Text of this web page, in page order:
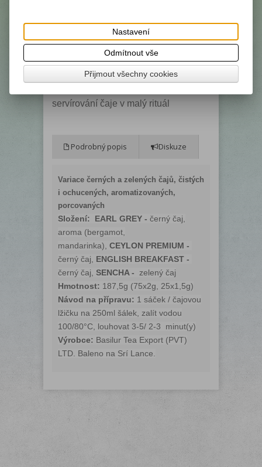
nejoblíbenější čaje značky Basilur.
Elegantní papírová kazeta s bohatě
zdobeným designem podtrhuje
jedinečný charakter této prémiové
servírování čaje v malý rituál
Podrobný popis Diskuze
Variace černých a zelených čajů, čistých
i ochucených, aromatizovaných,
porcovaných
Složení: EARL GREY - černý čaj,
aroma (bergamot,
mandarinka), CEYLON PREMIUM -
černý čaj, ENGLISH BREAKFAST -
černý čaj, SENCHA - zelený čaj
Hmotnost: 187,5g (75x2g, 25x1,5g)
Návod na přípravu: 1 sáček / čajovou
lžičku na 250ml šálek, zalít vodou
100/80°C, louhovat 3-5/ 2-3 minut(y)
Výrobce: Basilur Tea Export (PVT)
LTD. Baleno na Srí Lance.
Nastavení
Odmítnout vše
Přijmout všechny cookies